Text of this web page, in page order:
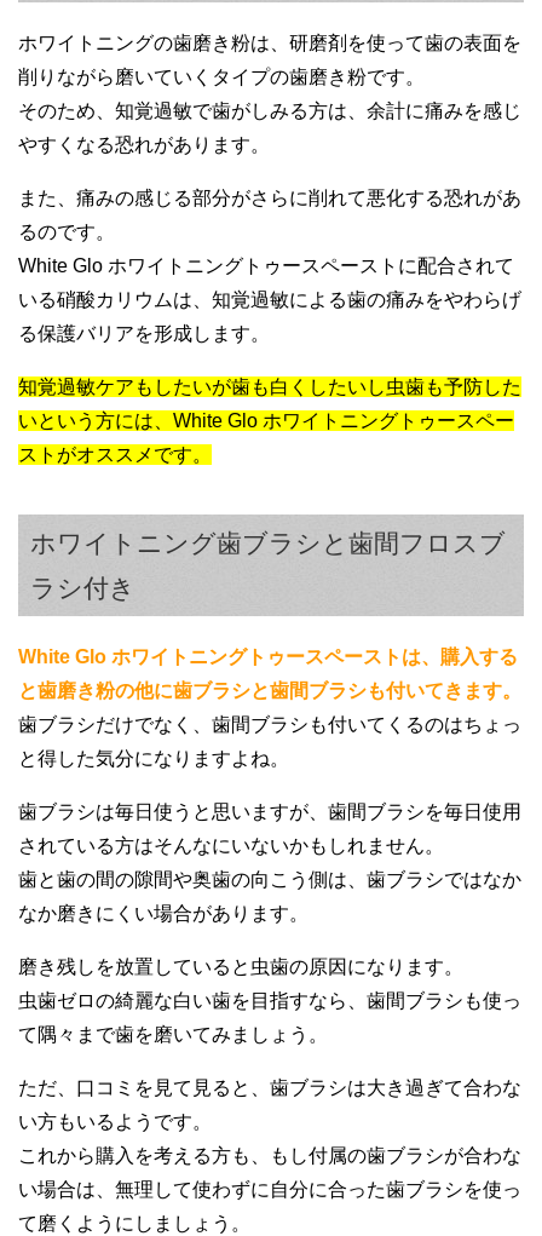
ホワイトニングの歯磨き粉は、研磨剤を使って歯の表面を
削りながら磨いていくタイプの歯磨き粉です。
そのため、知覚過敏で歯がしみる方は、余計に痛みを感じ
やすくなる恐れがあります。
また、痛みの感じる部分がさらに削れて悪化する恐れがあ
るのです。
White Glo ホワイトニングトゥースペーストに配合されて
いる硝酸カリウムは、知覚過敏による歯の痛みをやわらげ
る保護バリアを形成します。
知覚過敏ケアもしたいが歯も白くしたいし虫歯も予防した
いという方には、White Glo ホワイトニングトゥースペー
ストがオススメです。
ホワイトニング歯ブラシと歯間フロスブ
ラシ付き
White Glo ホワイトニングトゥースペーストは、購入する
と歯磨き粉の他に歯ブラシと歯間ブラシも付いてきます。
歯ブラシだけでなく、歯間ブラシも付いてくるのはちょっ
と得した気分になりますよね。
歯ブラシは毎日使うと思いますが、歯間ブラシを毎日使用
されている方はそんなにいないかもしれません。
歯と歯の間の隙間や奥歯の向こう側は、歯ブラシではなか
なか磨きにくい場合があります。
磨き残しを放置していると虫歯の原因になります。
虫歯ゼロの綺麗な白い歯を目指すなら、歯間ブラシも使っ
て隅々まで歯を磨いてみましょう。
ただ、口コミを見て見ると、歯ブラシは大き過ぎて合わな
い方もいるようです。
これから購入を考える方も、もし付属の歯ブラシが合わな
い場合は、無理して使わずに自分に合った歯ブラシを使っ
て磨くようにしましょう。